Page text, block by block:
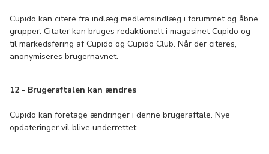
Cupido kan citere fra indlæg medlemsindlæg i forummet og åbne
grupper. Citater kan bruges redaktionelt i magasinet Cupido og
til markedsføring af Cupido og Cupido Club. Når der citeres,
anonymiseres brugernavnet.
12 - Brugeraftalen kan ændres
Cupido kan foretage ændringer i denne brugeraftale. Nye
opdateringer vil blive underrettet.